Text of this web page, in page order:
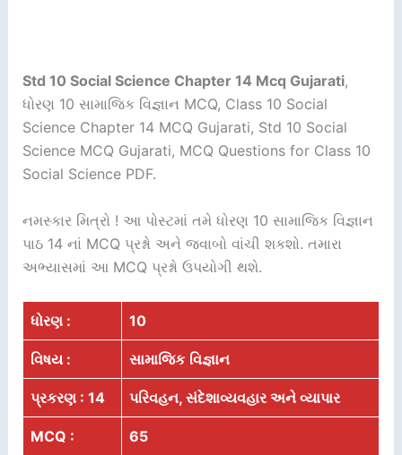
Std 10 Social Science Chapter 14 Mcq Gujarati,
ધોરણ 10 સામાજિક વિજ્ઞાન MCQ, Class 10 Social
Science Chapter 14 MCQ Gujarati, Std 10 Social
Science MCQ Gujarati, MCQ Questions for Class 10
Social Science PDF.
નમસ્કાર મિત્રો ! આ પોસ્ટમાં તમે ધોરણ 10 સામાજિક વિજ્ઞાન
પાઠ 14 નાં MCQ પ્રશ્નો અને જવાબો વાંચી શકશો. તમારા
અભ્યાસમાં આ MCQ પ્રશ્નો ઉપયોગી થશે.
ધોરણ : 10
વિષય : સામાજિક વિજ્ઞાન
પ્રકરણ : 14 પરિવહન, સંદેશાવ્યવહાર અને વ્યાપાર
MCQ :
65